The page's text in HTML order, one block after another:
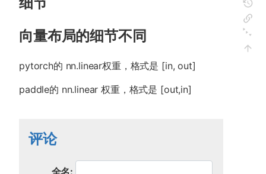
向量布局的细节不同
pytorch的 nn.linear权重，格式是 [in, out]
paddle的 nn.linear 权重，格式是 [out,in]
评论